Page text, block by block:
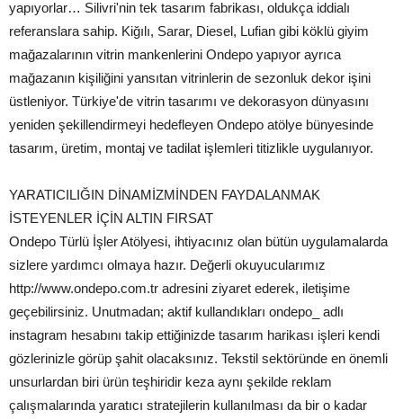
yapıyorlar… Silivri'nin tek tasarım fabrikası, oldukça iddialı
referanslara sahip. Kiğılı, Sarar, Diesel, Lufian gibi köklü giyim
mağazalarının vitrin mankenlerini Ondepo yapıyor ayrıca
mağazanın kişiliğini yansıtan vitrinlerin de sezonluk dekor işini
üstleniyor. Türkiye'de vitrin tasarımı ve dekorasyon dünyasını
yeniden şekillendirmeyi hedefleyen Ondepo atölye bünyesinde
tasarım, üretim, montaj ve tadilat işlemleri titizlikle uygulanıyor.
YARATICILIĞIN DİNAMİZMİNDEN FAYDALANMAK
İSTEYENLER İÇİN ALTIN FIRSAT
Ondepo Türlü İşler Atölyesi, ihtiyacınız olan bütün uygulamalarda
sizlere yardımcı olmaya hazır. Değerli okuyucularımız
http://www.ondepo.com.tr adresini ziyaret ederek, iletişime
geçebilirsiniz. Unutmadan; aktif kullandıkları ondepo_ adlı
instagram hesabını takip ettiğinizde tasarım harikası işleri kendi
gözlerinizle görüp şahit olacaksınız. Tekstil sektöründe en önemli
unsurlardan biri ürün teşhiridir keza aynı şekilde reklam
çalışmalarında yaratıcı stratejilerin kullanılması da bir o kadar